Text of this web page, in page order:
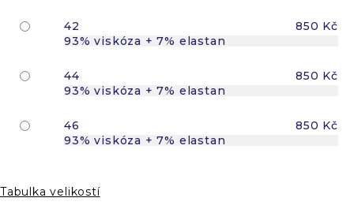
42
93% viskóza + 7% elastan
850 Kč
44
93% viskóza + 7% elastan
850 Kč
46
93% viskóza + 7% elastan
850 Kč
Tabulka velikostí